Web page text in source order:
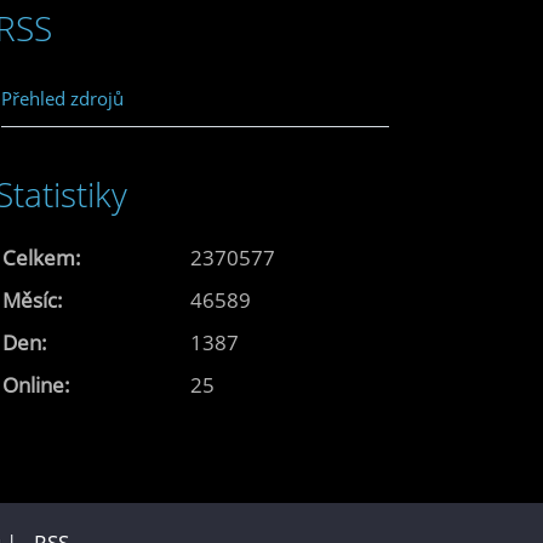
Přehled zdrojů
Online: 25
Celkem:
2370577
Měsíc:
46589
Den:
1387